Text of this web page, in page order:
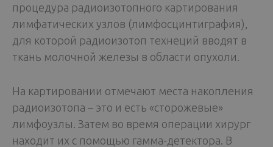
процедура радиоизотопного картирования
лимфатических узлов (лимфосцинтиграфия),
для которой радиоизотоп технеций вводят в
ткань молочной железы в области опухоли.
На картировании отмечают места накопления
радиоизотопа – это и есть «сторожевые»
лимфоузлы. Затем во время операции хирург
находит их с помощью гамма-детектора. В